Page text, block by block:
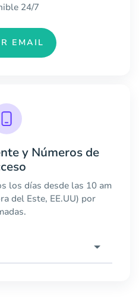
24/7
EMAIL
y Números de
los días desde las 10 am
del Este, EE.UU) por